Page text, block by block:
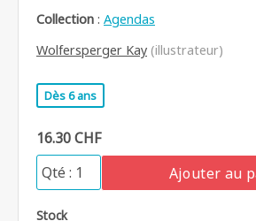
Collection : Agendas
Wolfersperger Kay (illustrateur)
Dès 6 ans
16.30 CHF
Ajouter au
Stock